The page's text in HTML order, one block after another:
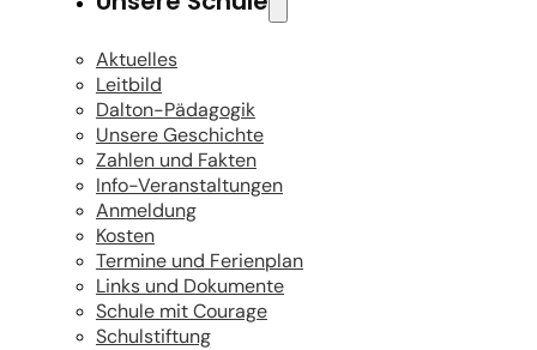
Aktuelles
Leitbild
Dalton-Pädagogik
Unsere Geschichte
Zahlen und Fakten
Info-Veranstaltungen
Anmeldung
Kosten
Termine und Ferienplan
Links und Dokumente
Schule mit Courage
Schulstiftung